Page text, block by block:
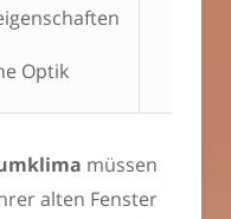
Optik
müssen
alten Fenster